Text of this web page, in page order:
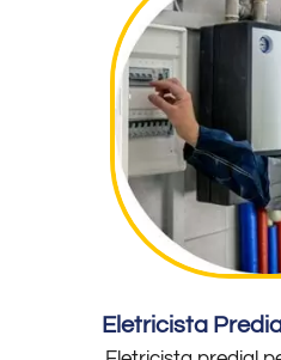
Eletricista